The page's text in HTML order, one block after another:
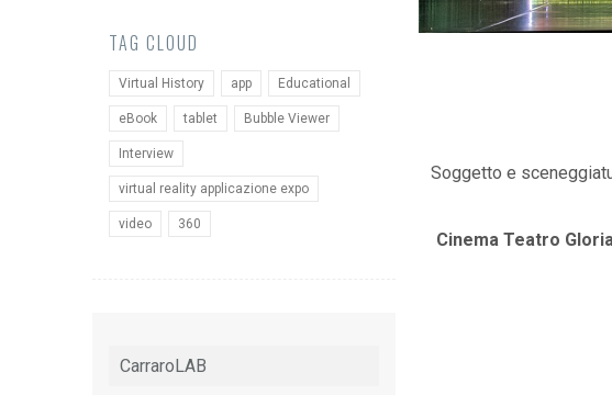
Soggetto e
Cinema Teatro
TAG CLOUD
Virtual History app Educational
eBook tablet Bubble Viewer
Interview
virtual reality applicazione expo
video 360
CarraroLAB